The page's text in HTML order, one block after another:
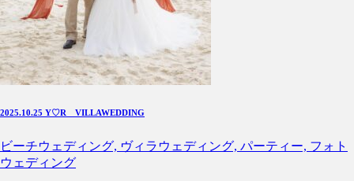
2025.10.25 Y♡R VILLAWEDDING
ビーチウェディング, ヴィラウェディング, パーティー, フォト
ウェディング